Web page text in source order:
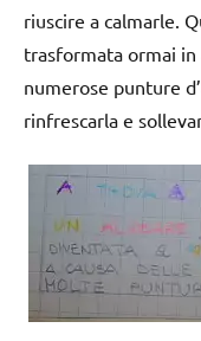
riuscire a calmarle.
trasformata ormai in
numerose punture
rinfrescarla e